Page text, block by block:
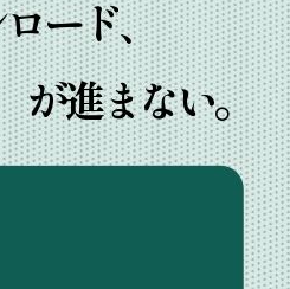
ード、
が進まない。